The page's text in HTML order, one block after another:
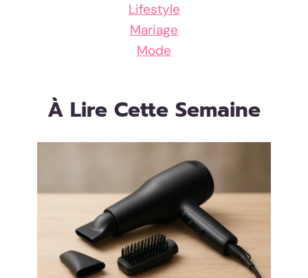
Lifestyle
Mariage
Mode
À Lire Cette Semaine